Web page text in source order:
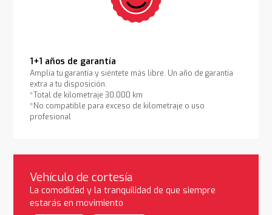
1+1 años de garantía
Amplía tu garantía y siéntete más libre. Un año de garantía
extra a tu disposición.
*Total de kilometraje 30.000 km
*No compatible para exceso de kilometraje o uso
profesional
Vehículo de cortesía
La comodidad y la tranquilidad de que siempre
estarás en movimiento